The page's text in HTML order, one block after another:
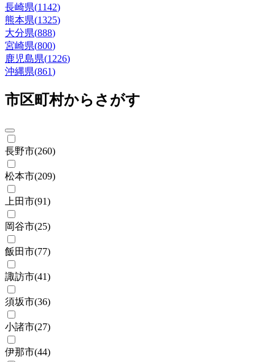
長崎県(1142)
熊本県(1325)
大分県(888)
宮崎県(800)
鹿児島県(1226)
沖縄県(861)
市区町村からさがす
長野市(260)
松本市(209)
上田市(91)
岡谷市(25)
飯田市(77)
諏訪市(41)
須坂市(36)
小諸市(27)
伊那市(44)